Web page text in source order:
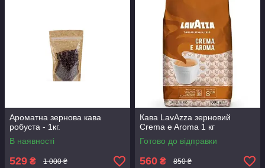
Ароматна зернова кава
робуста - 1кг.
В наявності
529 ₴ 1 000 ₴
Кава LavAzza зерновий
Crema e Aroma 1 кг
Готово до відправки
560 ₴ 850 ₴